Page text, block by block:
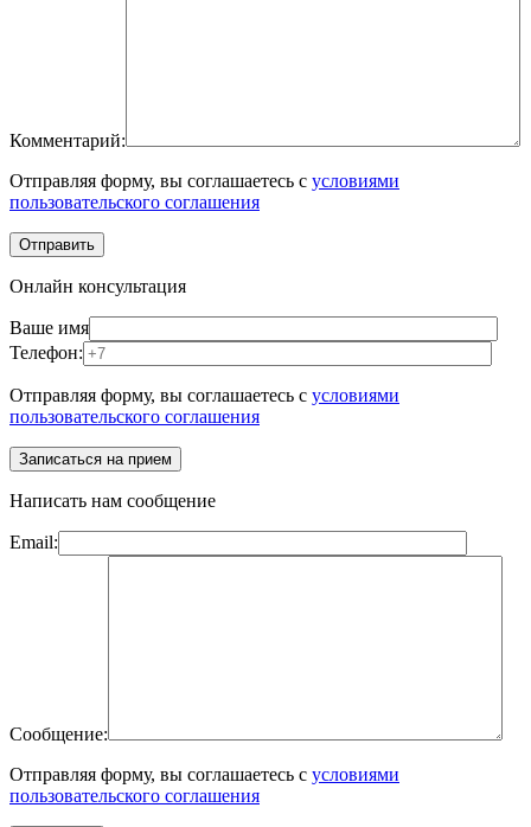
Комментарий:
Отправляя форму, вы соглашаетесь с условиями
пользовательского соглашения
Онлайн консультация
Ваше имя
Телефон:
Отправляя форму, вы соглашаетесь с условиями
пользовательского соглашения
Написать нам сообщение
Email:
Сообщение:
Отправляя форму, вы соглашаетесь с условиями
пользовательского соглашения